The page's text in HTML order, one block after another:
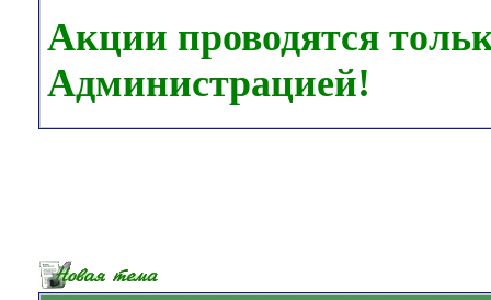
Акции проводятся
Администрацией!